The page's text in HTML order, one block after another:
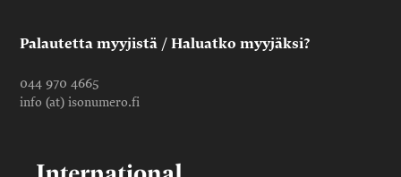
Palautetta myyjistä / Haluatko myyjäksi?
044 970 4665
info (at) isonumero.fi